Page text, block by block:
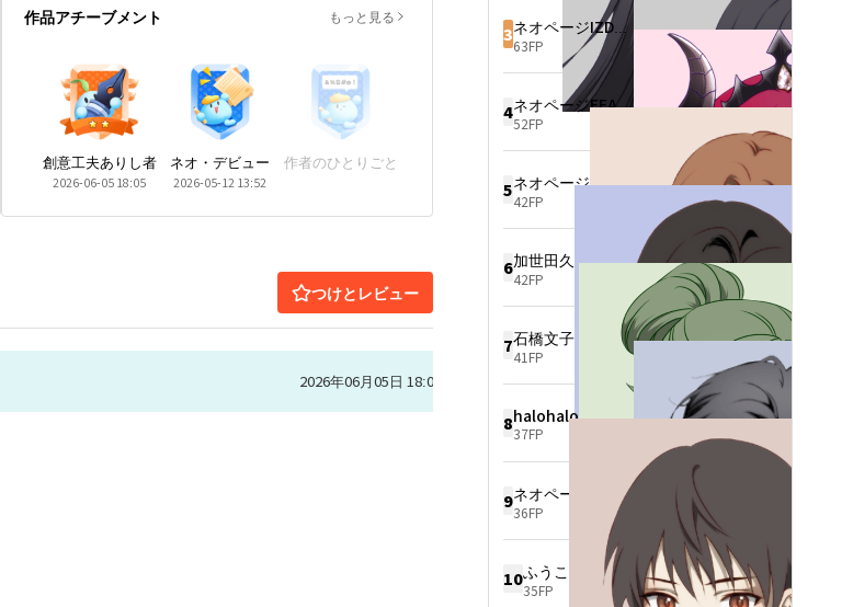
作品アチーブメント もっと見る
創意工夫ありし者
2026-06-05 18:05
ネオ・デビュー
2026-05-12 13:52
作者のひとりごと
つけとレビュー
2026年06月05日 18:05
ティ専門家が彼女を「先生」
と呼ぶことも知った。さら
に、彼女名義の絵画の落札価
格は、最高で一枚5億8千万円
に達していた。
客間で、人生で最も長く眠っ
彼の不眠症を治せるのは、彼
このことは誰にも言わなかっ
たが、彼は毎週末、里山へ向
かうようになった。最初はプ
ロジェクト審査を口実に、や
がて口実すら必要なくなっ
彼女の実母は、家柄が足りな
いとして彼女を豪門のPRツー
ルとして使おうとした。
彼の母親は、皆の前で「相応
しくない」と言った。
財閥の令嬢は薬を盛り、143
円をメモに置き去りにした。
彼女は手を叩き、平然と去っ
た。
彼女は無関心だったのではな
い。
ただ、自分のために他人に立
ち上がらせることをしなかっ
ただけだ。
3 ネオページIZDY1571
63FP
4 ネオページFEAA5722
52FP
5 ネオページTOJE8042
42FP
6加世田久美
42FP
7石橋文子
41FP
8halohalo
37FP
9 ネオページIATZ10533
36FP
10ふうこ
35FP